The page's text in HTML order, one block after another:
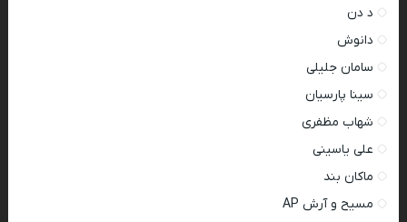
د دن
دانوش
سامان جلیلی
سینا پارسیان
شهاب مظفری
علی یاسینی
ماکان بند
مسیح و آرش AP